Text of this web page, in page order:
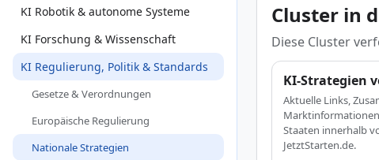
KI Robotik & autonome Systeme
KI Forschung & Wissenschaft
KI Regulierung, Politik & Standards
Gesetze & Verordnungen
Europäische Regulierung
Nationale Strategien
Cluster in
Diese Cluster
KI-Strategien
Aktuelle Links,
Staaten innerhalb
JetztStarten.de.